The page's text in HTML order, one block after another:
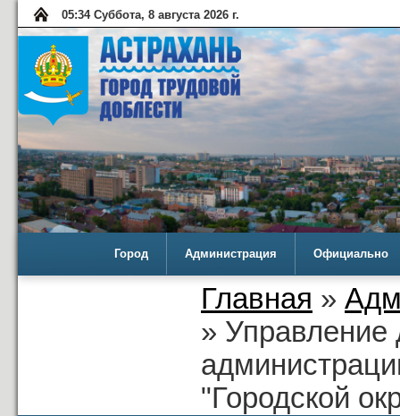
05:34 Суббота, 8 августа 2026 г.
Город Администрация Официально
Главная »
» Управление
"Городской